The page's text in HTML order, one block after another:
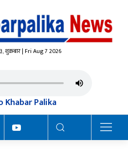
शुक्रबार | Fri Aug 7 2026
Khabar Palika